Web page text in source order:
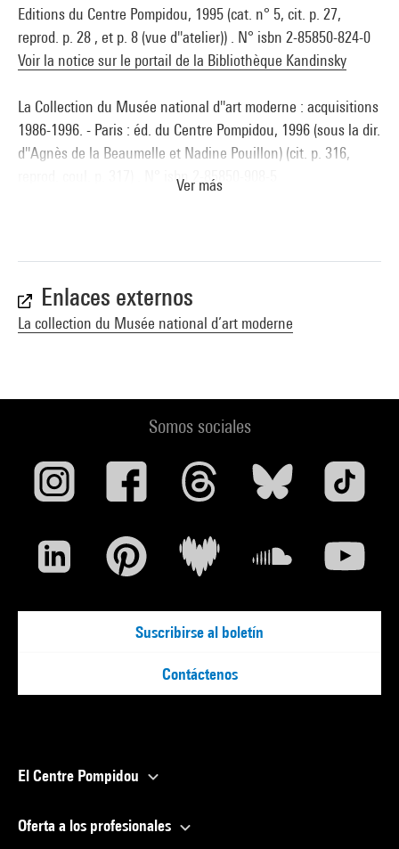
Editions du Centre Pompidou, 1995 (cat. n° 5, cit. p. 27,
reprod. p. 28 , et p. 8 (vue d''atelier)) . N° isbn 2-85850-824-0
Voir la notice sur le portail de la Bibliothèque Kandinsky
La Collection du Musée national d''art moderne : acquisitions
1986-1996. - Paris : éd. du Centre Pompidou, 1996 (sous la dir.
d''Agnès de la Beaumelle et Nadine Pouillon) (cit. p. 316,
reprod. coul. p. 317) . N° isbn 2-85850-908-5
Pompidou, 2007 (cit. et repr. coul. p. 411) . N° isbn 978-2-
84426-324-7
Voir la notice sur le portail de la Bibliothèque Kandinsky
- 29 avril 2012 ; Frac des Pays de la Loire, Carquefou, 22
Tronche ; préface par Henri Griffon et Laurence Gateau].-
Paris : Skira Flammarion Carquefou : Frac des Pays de la
9782081282704
Voir la notice sur le portail de la Bibliothèque Kandinsky
Ver más
Enlaces externos
La collection du Musée national d’art moderne
Somos sociales
Suscribirse al boletín
Contáctenos
El Centre Pompidou
Oferta a los profesionales